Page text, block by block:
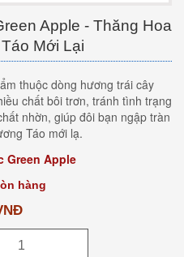
Apple - Thăng Hoa
Mới Lại
thuộc dòng hương trái cây
chất bôi trơn, tránh tình trạng
nhờn, giúp đôi bạn ngập tràn
Táo mới lạ.
Green Apple
hàng